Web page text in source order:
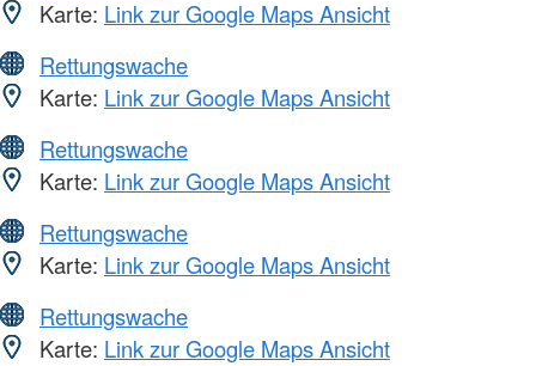
Karte: Link zur Google Maps Ansicht
Rettungswache
Karte: Link zur Google Maps Ansicht
Rettungswache
Karte: Link zur Google Maps Ansicht
Rettungswache
Karte: Link zur Google Maps Ansicht
Rettungswache
Karte: Link zur Google Maps Ansicht